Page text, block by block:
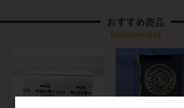
おすすめ商品
Recommended